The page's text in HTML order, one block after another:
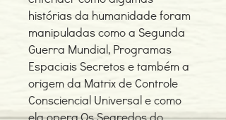
histórias da humanidade foram
manipuladas como a Segunda
Guerra Mundial, Programas
Espaciais Secretos e também a
origem da Matrix de Controle
Consciencial Universal e como